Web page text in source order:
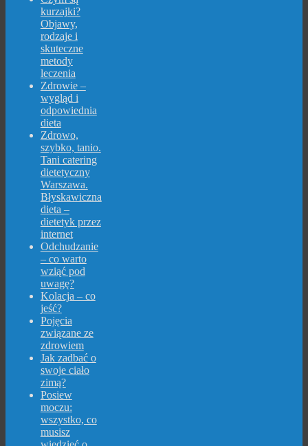
kurzajki?
Objawy,
rodzaje i
skuteczne
metody
leczenia
Zdrowie –
wygląd i
odpowiednia
dieta
Zdrowo,
szybko, tanio.
Tani catering
dietetyczny
Warszawa.
Błyskawiczna
dieta –
dietetyk przez
internet
Odchudzanie
– co warto
wziąć pod
uwagę?
Kolacja – co
jeść?
Pojęcia
związane ze
zdrowiem
Jak zadbać o
swoje ciało
zimą?
Posiew
moczu:
wszystko, co
musisz